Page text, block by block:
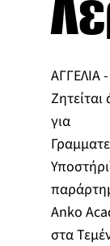
ΑΓΓΕΛΙΑ -
για
Αnko
στα